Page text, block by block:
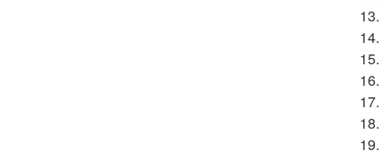
13.
14.
15.
16.
17.
18.
19.